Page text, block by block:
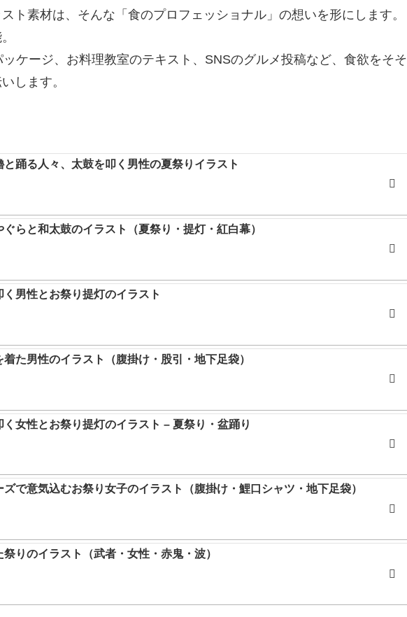
ト素材は、そんな「食のプロフェッショナル」の想いを形にします。
ケージ、お料理教室のテキスト、SNSのグルメ投稿など、食欲をそそ
します。
と踊る人々、太鼓を叩く男性の夏祭りイラスト
ぐらと和太鼓のイラスト（夏祭り・提灯・紅白幕）
く男性とお祭り提灯のイラスト
た男性のイラスト（腹掛け・股引・地下足袋）
く女性とお祭り提灯のイラスト – 夏祭り・盆踊り
ズで意気込むお祭り女子のイラスト（腹掛け・鯉口シャツ・地下足袋）
りのイラスト（武者・女性・赤鬼・波）